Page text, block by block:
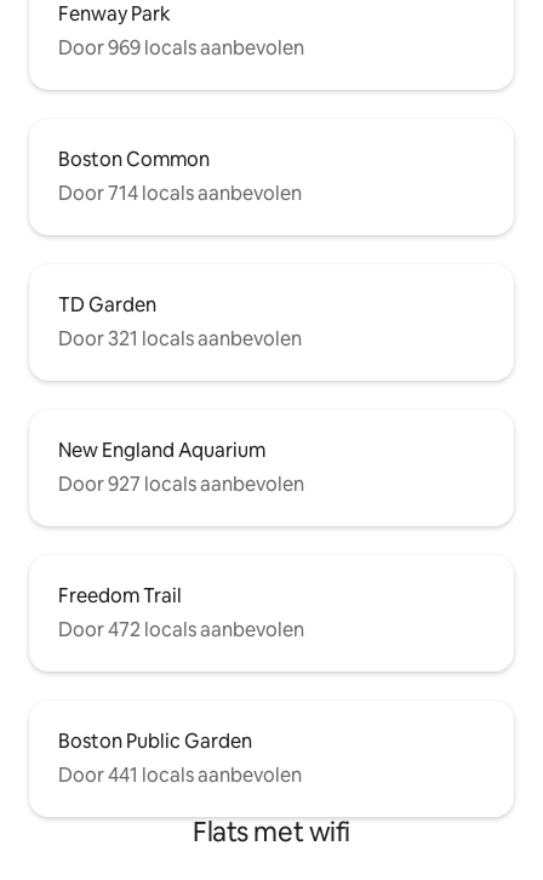
Fenway Park
Door 969 locals aanbevolen
Boston Common
Door 714 locals aanbevolen
TD Garden
Door 321 locals aanbevolen
New England Aquarium
Door 927 locals aanbevolen
Freedom Trail
Door 472 locals aanbevolen
Boston Public Garden
Door 441 locals aanbevolen
Flats met wifi